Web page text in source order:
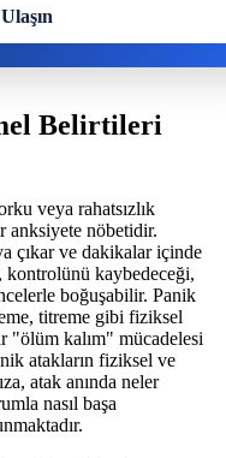
Belirtileri
veya rahatsızlık
anksiyete nöbetidir.
çıkar ve dakikalar içinde
kontrolünü kaybedeceği,
boğuşabilir. Panik
titreme gibi fiziksel
kalım" mücadelesi
atakların fiziksel ve
atak anında neler
nasıl başa